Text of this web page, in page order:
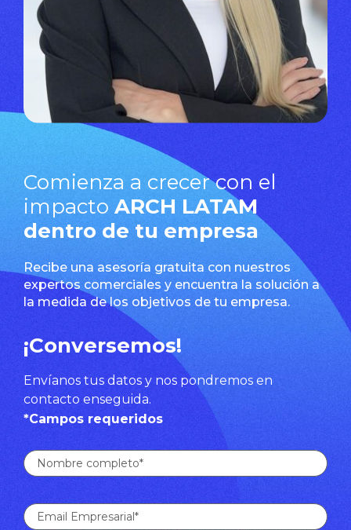
Comienza a crecer con el
impacto ARCH LATAM
dentro de tu empresa
Recibe una asesoría gratuita con nuestros
expertos comerciales y encuentra la solución a
la medida de los objetivos de tu empresa.
¡Conversemos!
Envíanos tus datos y nos pondremos en
contacto enseguida.
*Campos requeridos